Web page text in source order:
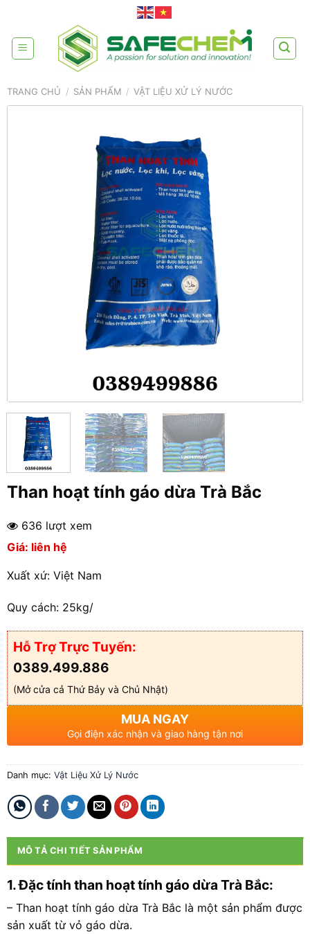
content
TRANG CHỦ / SẢN PHẨM / VẬT LIỆU XỬ LÝ NƯỚC
Than hoạt tính gáo dừa Trà Bắc
636 lượt xem
Giá: liên hệ
Xuất xứ: Việt Nam
Quy cách: 25kg/
Hỗ Trợ Trực Tuyến:
0389.499.886
(Mở cửa cả Thứ Bảy và Chủ Nhật)
MUA NGAY
Gọi điện xác nhận và giao hàng tận nơi
Danh mục: Vật Liệu Xử Lý Nước
MÔ TẢ CHI TIẾT SẢN PHẨM
1. Đặc tính than hoạt tính gáo dừa Trà Bắc:
– Than hoạt tính gáo dừa Trà Bắc là một sản phẩm được
sản xuất từ vỏ gáo dừa.